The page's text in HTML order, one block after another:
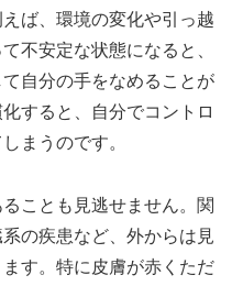
ば、環境の変化や引っ越
不安定な状態になると、
自分の手をなめることが
すると、自分でコントロ
まうのです。
ことも見逃せません。関
の疾患など、外からは見
す。特に皮膚が赤くただ